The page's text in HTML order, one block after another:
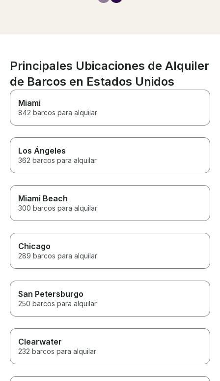
exactly what
never making
Best boat
Principales Ubicaciones de Alquiler
de Barcos en Estados Unidos
Miami
842 barcos para alquilar
Los Ángeles
362 barcos para alquilar
Miami Beach
300 barcos para alquilar
Chicago
289 barcos para alquilar
San Petersburgo
250 barcos para alquilar
Clearwater
232 barcos para alquilar